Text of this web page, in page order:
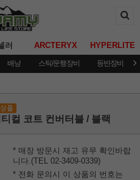
러 ARCTERYX HYPERLITE
배낭 스틱/운행장비 등반장비
컬 코트 컨버터블 / 블랙
* 매장 방문시 재고 유무 확인바랍
니다.(TEL 02-3409-0339)
* 전화 문의시 이 상품의 번호는